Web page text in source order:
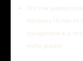
Ora che sapete
Windows 10 non mi
navigazione e vi
molto gradito.